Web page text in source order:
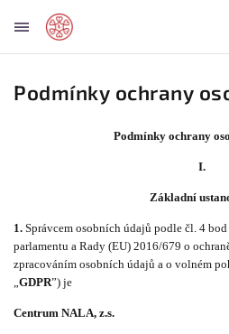
Podmínky ochrany
Podmínky ochrany
I.
Základní
1. Správcem osobních údajů podle čl. 4
parlamentu a Rady (EU) 2016/679 o
zpracováním osobních údajů a o volném
„GDPR”) je
Centrum NALA, z.s.